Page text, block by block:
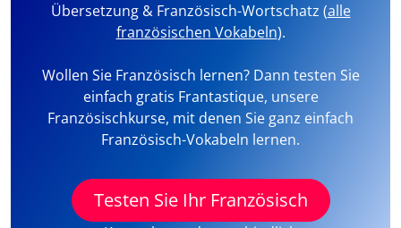
Übersetzung & Französisch-Wortschatz (alle
französischen Vokabeln).
Wollen Sie Französisch lernen? Dann testen Sie
einfach gratis Frantastique, unsere
Französischkurse, mit denen Sie ganz einfach
Französisch-Vokabeln lernen.
Testen Sie Ihr Französisch